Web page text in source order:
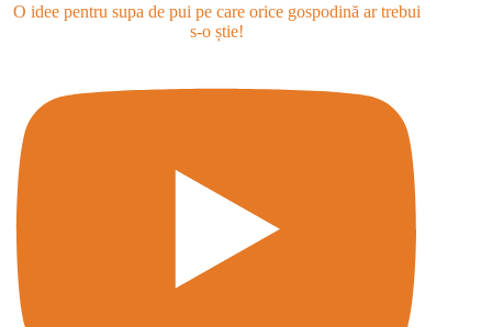
O idee pentru supa de pui pe care orice gospodină ar trebui
s-o știe!